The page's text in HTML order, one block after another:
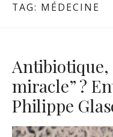
TAG: MÉDECINE
Antibiotique,
miracle” ?
Philippe